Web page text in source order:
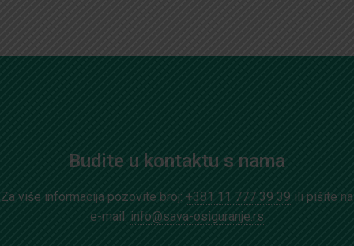
Budite u kontaktu s nama
Za više informacija pozovite broj: +381 11 777 39 39 ili pišite na
e-mail: info@sava-osiguranje.rs